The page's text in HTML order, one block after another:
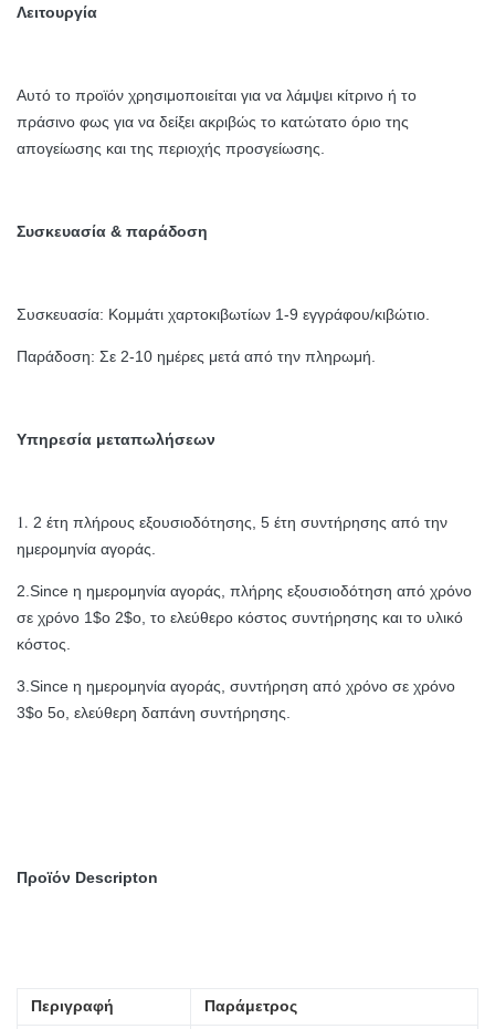
Λειτουργία
Αυτό το προϊόν χρησιμοποιείται για να λάμψει κίτρινο ή το
πράσινο φως για να δείξει ακριβώς το κατώτατο όριο της
απογείωσης και της περιοχής προσγείωσης.
Συσκευασία & παράδοση
Συσκευασία: Κομμάτι χαρτοκιβωτίων 1-9 εγγράφου/κιβώτιο.
Παράδοση: Σε 2-10 ημέρες μετά από την πληρωμή.
Υπηρεσία μεταπωλήσεων
1. 2 έτη πλήρους εξουσιοδότησης, 5 έτη συντήρησης από την
ημερομηνία αγοράς.
2.Since η ημερομηνία αγοράς, πλήρης εξουσιοδότηση από χρόνο
σε χρόνο 1$ο 2$ο, το ελεύθερο κόστος συντήρησης και το υλικό
κόστος.
3.Since η ημερομηνία αγοράς, συντήρηση από χρόνο σε χρόνο
3$ο 5ο, ελεύθερη δαπάνη συντήρησης.
Προϊόν Descripton
Περιγραφή Παράμετρος